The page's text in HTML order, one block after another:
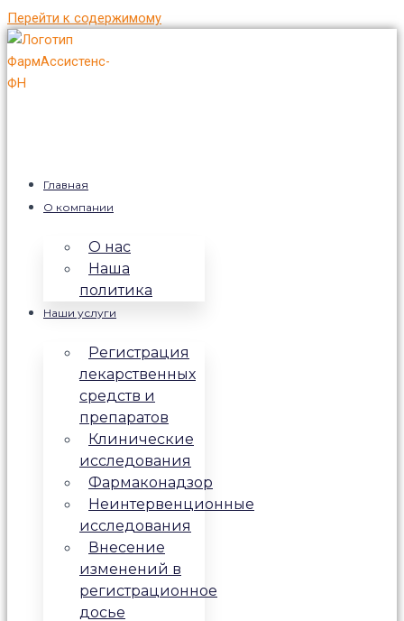
Перейти к содержимому
Главная
О компании
О нас
Наша
политика
Наши услуги
Регистрация
лекарственных
средств и
препаратов
Клинические
исследования
Фармаконадзор
Неинтервенционные
исследования
Внесение
изменений в
регистрационное
досье